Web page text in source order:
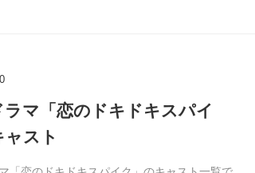
ラマ「恋のドキドキスパイ
ャスト